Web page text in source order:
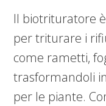
Il biotrituratore
per triturare i
come rametti,
trasformandoli
per le piante.